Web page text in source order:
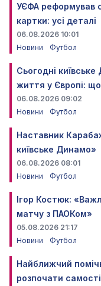
УЄФА реформував
картки: усі деталі
06.08.2026 10:01
Новини
Футбол
Сьогодні
життя у Європі:
06.08.2026 09:02
Новини
Футбол
Наставник
київське Динамо»
06.08.2026 08:01
Новини
Футбол
Ігор Костюк:
матчу з ПАОКом»
05.08.2026 21:17
Новини
Футбол
Найближчий
розпочати